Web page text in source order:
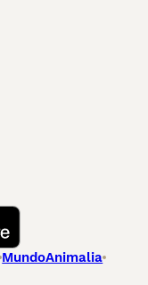
MundoAnimalia